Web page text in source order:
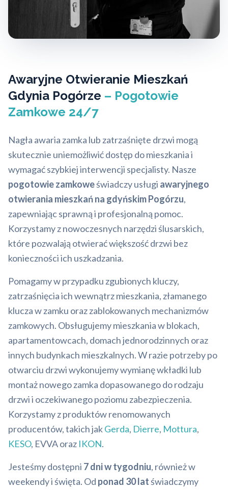
Awaryjne Otwieranie Mieszkań
Gdynia Pogórze – Pogotowie
Zamkowe 24/7
Nagła awaria zamka lub zatrzaśnięte drzwi mogą
skutecznie uniemożliwić dostęp do mieszkania i
wymagać szybkiej interwencji specjalisty. Nasze
pogotowie zamkoweświadczy usługi awaryjnego
otwierania mieszkań na gdyńskim Pogórzu,
zapewniając sprawną i profesjonalną pomoc.
Korzystamy z nowoczesnych narzędzi ślusarskich,
które pozwalają otwierać większość drzwi bez
konieczności ich uszkadzania.
Pomagamy w przypadku zgubionych kluczy,
zatrzaśnięcia ich wewnątrz mieszkania, złamanego
klucza w zamku oraz zablokowanych mechanizmów
zamkowych. Obsługujemy mieszkania w blokach,
apartamentowcach, domach jednorodzinnych oraz
innych budynkach mieszkalnych. W razie potrzeby po
otwarciu drzwi wykonujemy wymianę wkładki lub
montaż nowego zamka dopasowanego do rodzaju
drzwi i oczekiwanego poziomu zabezpieczenia.
Korzystamy z produktów renomowanych
producentów, takich jakGerda, Dierre, Mottura,
KESO, EVVA oraz IKON.
Jesteśmy dostępni 7 dni w tygodniu, również w
weekendy i święta. Od ponad 30 latświadczymy